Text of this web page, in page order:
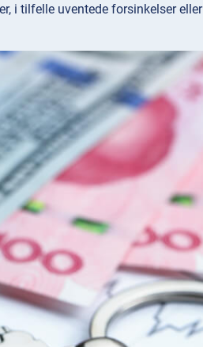
i tilfelle uventede forsinkelser eller